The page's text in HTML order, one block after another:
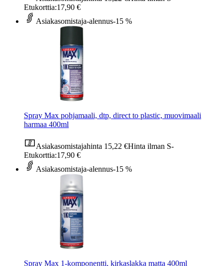
Etukorttia:17,90 €
Asiakasomistaja-alennus-15 %
Spray Max pohjamaali, dtp, direct to plastic, muovimaali
harmaa 400ml
Asiakasomistajahinta 15,22 €Hinta ilman S-
Etukorttia:17,90 €
Asiakasomistaja-alennus-15 %
Spray Max 1-komponentti, kirkaslakka matta 400ml